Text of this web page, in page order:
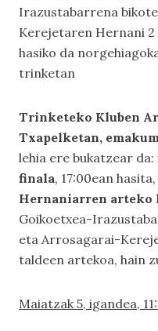
Irazustabarrena
Kerejetaren Hernani 2
hasiko da
trinketan
Trinketeko Kluben
Txapelketan,
lehia ere bukatzear
finala, 17:00ean
Hernaniarren arteko
Goikoetxea-
eta Arrosagarai-
taldeen artekoa, hain
Maiatzak 5, igandea,